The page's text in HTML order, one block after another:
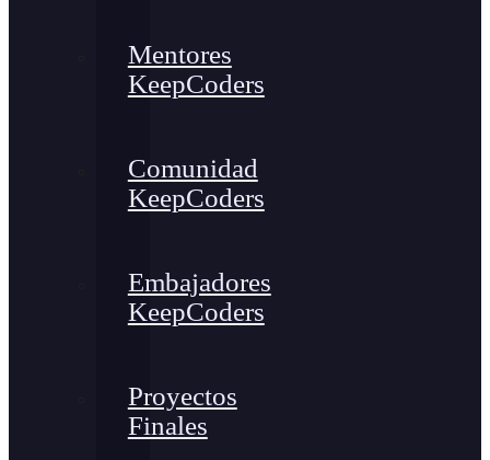
Mentores
KeepCoders
Comunidad
KeepCoders
Embajadores
KeepCoders
Proyectos
Finales